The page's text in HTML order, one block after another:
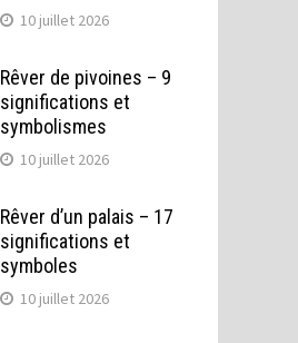
10 juillet 2026
Rêver de pivoines – 9
significations et
symbolismes
10 juillet 2026
Rêver d’un palais – 17
significations et
symboles
10 juillet 2026